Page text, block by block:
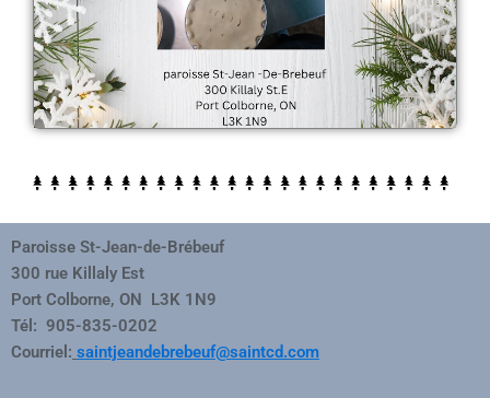
Paroisse St-Jean-de-Brébeuf
300 rue Killaly Est
Port Colborne, ON L3K 1N9
Tél: 905-835-0202
Courriel: saintjeandebrebeuf@saintcd.com